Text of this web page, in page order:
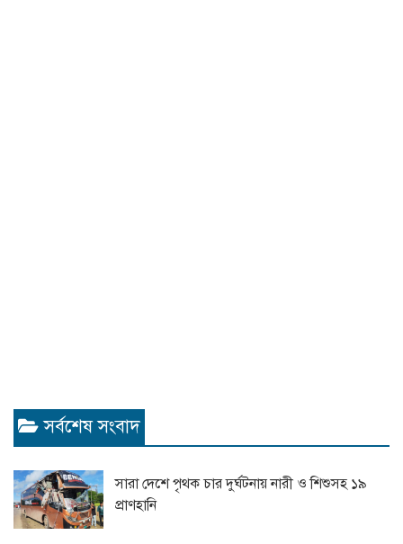
সর্বশেষ সংবাদ
সারা দেশে পৃথক চার দুর্ঘটনায় নারী ও শিশুসহ ১৯
প্রাণহানি